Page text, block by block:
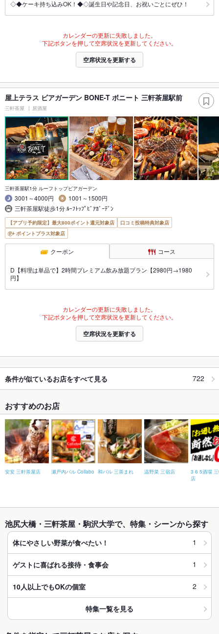
◇◆ケーキ持ち込みOK！◆◇誕生日や記念日、お祝いごとにぜひ！
カレンダーの更新に失敗しました。
下記ボタンを押して空席状況を更新してください。
空席状況を更新する
屋上テラス ビアガーデン BONE-T ボニート 三軒茶屋駅前
三軒茶屋 居酒屋
三軒茶屋駅1分 ルーフトップビアガーデン
3001～4000円
1001～1500円
三軒茶屋駅徒歩1分 ﾙｰﾌﾄｯﾌﾟﾋﾞｱｶﾞｰﾃﾞﾝ
【アプリ予約限定】最大800ポイント還元対象店
口コミ投稿特典対象店
ポイントプラス対象店
クーポン コース
D【料理は単品で】2時間プレミアム飲み放題プラン【2980円→1980
円】
カレンダーの更新に失敗しました。
下記ボタンを押して空席状況を更新してください。
空席状況を更新する
条件が似ているお店をすべて見る 722
おすすめのお店
安安 三軒茶屋店 瀬戸内バル Collabo 和バル 三茶まれ 温野菜 三宿店
3 6 5酒場
店
池尻大橋・三軒茶屋・駒沢大学で、特集・シーンから探す
体にやさしい野菜が食べたい！ 1
ゲストに喜ばれる接待・食事会 1
10人以上でもOKの個室 2
特集一覧を見る